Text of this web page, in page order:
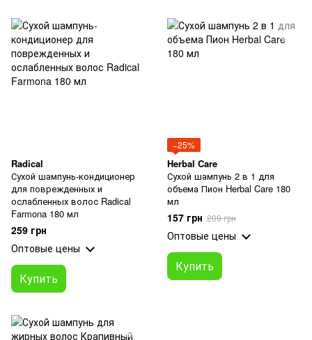
Radical
Сухой шампунь-кондиционер
для поврежденных и
ослабленных волос Radical
Farmona 180 мл
259 грн
Оптовые цены
Купить
−25%
Herbal Care
Сухой шампунь 2 в 1 для
объема Пион Herbal Care 180
мл
157 грн 209 грн
Оптовые цены
Купить